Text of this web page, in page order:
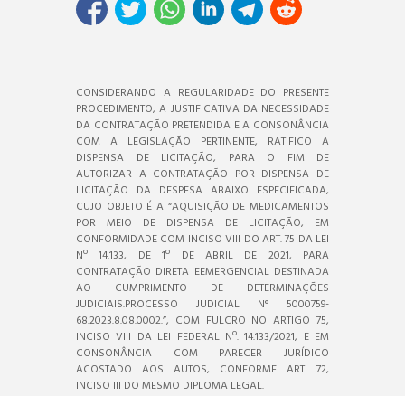
CONSIDERANDO A REGULARIDADE DO PRESENTE
PROCEDIMENTO, A JUSTIFICATIVA DA NECESSIDADE
DA CONTRATAÇÃO PRETENDIDA E A CONSONÂNCIA
COM A LEGISLAÇÃO PERTINENTE, RATIFICO A
DISPENSA DE LICITAÇÃO, PARA O FIM DE
AUTORIZAR A CONTRATAÇÃO POR DISPENSA DE
LICITAÇÃO DA DESPESA ABAIXO ESPECIFICADA,
CUJO OBJETO É A “AQUISIÇÃO DE MEDICAMENTOS
POR MEIO DE DISPENSA DE LICITAÇÃO, EM
CONFORMIDADE COM INCISO VIII DO ART. 75 DA LEI
Nº 14.133, DE 1º DE ABRIL DE 2021, PARA
CONTRATAÇÃO DIRETA EEMERGENCIAL DESTINADA
AO CUMPRIMENTO DE DETERMINAÇÕES
JUDICIAIS.PROCESSO JUDICIAL N° 5000759-
68.2023.8.08.0002.”, COM FULCRO NO ARTIGO 75,
INCISO VIII DA LEI FEDERAL Nº. 14.133/2021, E EM
CONSONÂNCIA COM PARECER JURÍDICO
ACOSTADO AOS AUTOS, CONFORME ART. 72,
INCISO III DO MESMO DIPLOMA LEGAL.